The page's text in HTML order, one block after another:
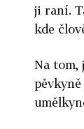
ji raní.
kde
Na tom,